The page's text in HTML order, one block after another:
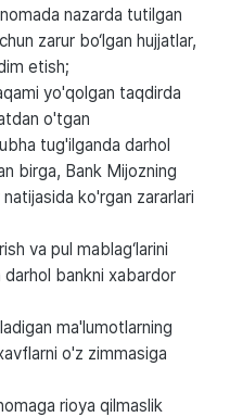
nazarda tutilgan
zarur bo‘lgan hujjatlar,
etish;
yo'qolgan taqdirda
o'tgan
tug'ilganda darhol
birga, Bank Mijozning
ko'rgan zararlari
va pul mablag‘larini
darhol bankni xabardor
ma'lumotlarning
o'z zimmasiga
rioya qilmaslik